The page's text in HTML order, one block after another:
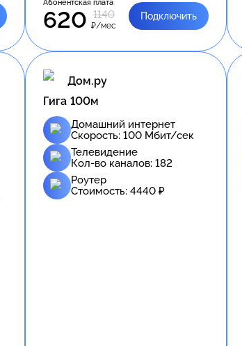
Абонентская плата
620 1140
₽/мес
Подключить
Дом.ру
Гига 100м
Домашний интернет
Скорость: 100 Мбит/сек
Телевидение
Кол-во каналов: 182
Роутер
Стоимость: 4440 ₽